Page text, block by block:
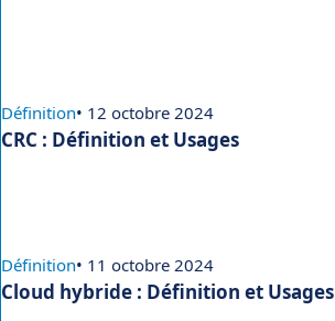
Définition• 12 octobre 2024
CRC : Définition et Usages
Définition• 11 octobre 2024
Cloud hybride : Définition et Usages